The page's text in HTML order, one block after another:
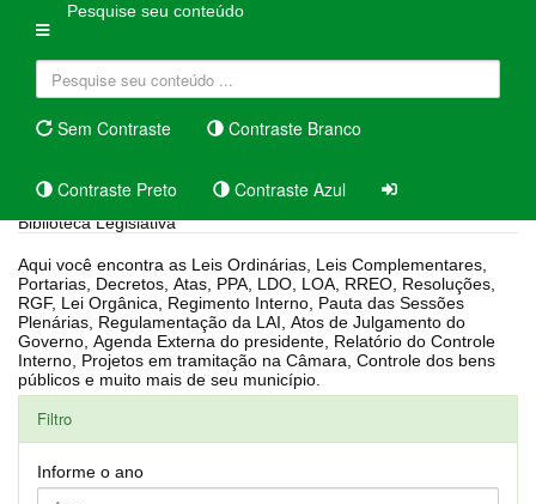
Pesquise seu conteúdo
Sem Contraste Contraste Branco
Contraste Preto Contraste Azul
Biblioteca Legislativa
Aqui você encontra as Leis Ordinárias, Leis Complementares,
Portarias, Decretos, Atas, PPA, LDO, LOA, RREO, Resoluções,
RGF, Lei Orgânica, Regimento Interno, Pauta das Sessões
Plenárias, Regulamentação da LAI, Atos de Julgamento do
Governo, Agenda Externa do presidente, Relatório do Controle
Interno, Projetos em tramitação na Câmara, Controle dos bens
públicos e muito mais de seu município.
Filtro
Informe o ano